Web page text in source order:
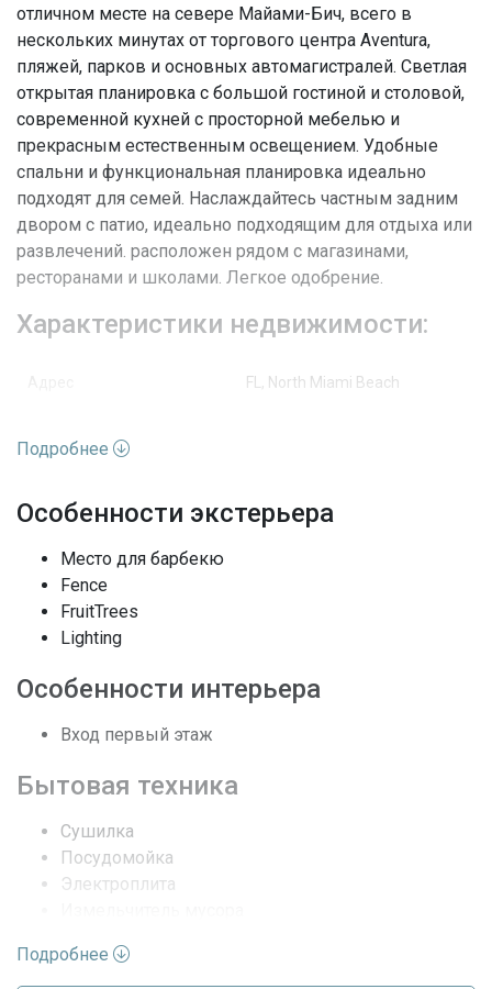
отличном месте на севере Майами-Бич, всего в
нескольких минутах от торгового центра Aventura,
пляжей, парков и основных автомагистралей. Светлая
открытая планировка с большой гостиной и столовой,
современной кухней с просторной мебелью и
прекрасным естественным освещением. Удобные
спальни и функциональная планировка идеально
подходят для семей. Наслаждайтесь частным задним
двором с патио, идеально подходящим для отдыха или
развлечений. расположен рядом с магазинами,
ресторанами и школами. Легкое одобрение.
Характеристики недвижимости:
FL, North Miami Beach
Кондиционеры
Безопасность
Последние изменения 2026-07-01 17:41:22
Подробнее
Особенности экстерьера
Место для барбекю
Fence
FruitTrees
Lighting
Особенности интерьера
Вход первый этаж
Бытовая техника
Сушилка
Посудомойка
Электроплита
Холодильник
Подробнее